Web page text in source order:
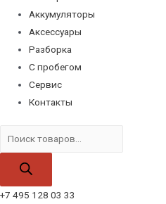
Аккумуляторы
Аксессуары
Разборка
С пробегом
Сервис
Контакты
товаров
+7 495 128 03 33